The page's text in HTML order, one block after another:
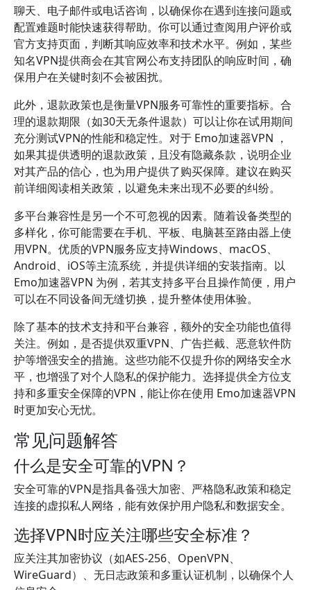
聊天、电子邮件或电话咨询，以确保你在遇到连接问题或
配置难题时能快速获得帮助。你可以通过查阅用户评价或
官方支持页面，判断其响应效率和技术水平。例如，某些
知名VPN提供商会在其官网公布支持团队的响应时间，确
保用户在关键时刻不会被困扰。
此外，退款政策也是衡量VPN服务可靠性的重要指标。合
理的退款期限（如30天无条件退款）可以让你在试用期间
充分测试VPN的性能和稳定性。对于 Emo加速器VPN ，
如果其提供透明的退款政策，且没有隐藏条款，说明企业
对其产品的信心，也为用户提供了购买保障。建议在购买
前详细阅读相关政策，以避免未来出现不必要的纠纷。
多平台兼容性是另一个不可忽视的因素。随着设备类型的
多样化，你可能需要在手机、平板、电脑甚至路由器上使
用VPN。优质的VPN服务应支持Windows、macOS、
Android、iOS等主流系统，并提供详细的安装指南。以
Emo加速器VPN 为例，若其支持多平台且操作简便，用户
可以在不同设备间无缝切换，提升整体使用体验。
除了基本的技术支持和平台兼容，额外的安全功能也值得
关注。例如，是否提供双重VPN、广告拦截、恶意软件防
护等增强安全的措施。这些功能不仅提升你的网络安全水
平，也增强了对个人隐私的保护能力。选择提供全方位支
持和多重安全保障的VPN，能让你在使用 Emo加速器VPN
时更加安心无忧。
常见问题解答
什么是安全可靠的VPN？
安全可靠的VPN是指具备强大加密、严格隐私政策和稳定
连接的虚拟私人网络，能有效保护用户隐私和数据安全。
选择VPN时应关注哪些安全标准？
应关注其加密协议（如AES-256、OpenVPN、
WireGuard）、无日志政策和多重认证机制，以确保个人